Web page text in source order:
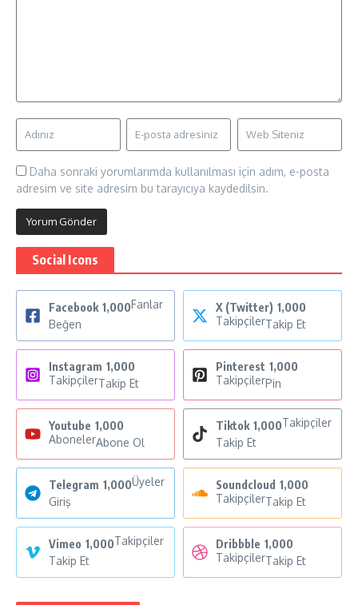
Daha sonraki yorumlarımda kullanılması için adım, e-posta
adresim ve site adresim bu tarayıcıya kaydedilsin.
Social Icons
Facebook 1,000Fanlar
Beğen
X (Twitter) 1,000
TakipçilerTakip Et
Instagram 1,000
TakipçilerTakip Et
Pinterest 1,000
TakipçilerPin
Youtube 1,000
AbonelerAbone Ol
Tiktok 1,000Takipçiler
Takip Et
Telegram 1,000Üyeler
Giriş
Soundcloud 1,000
TakipçilerTakip Et
Vimeo 1,000Takipçiler
Takip Et
Dribbble 1,000
TakipçilerTakip Et